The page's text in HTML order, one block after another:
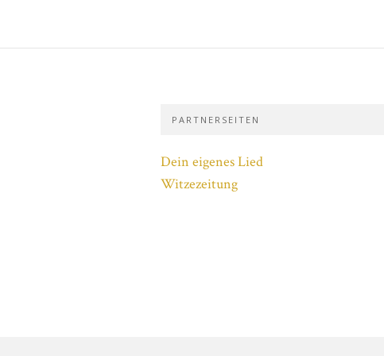
PARTNERSEITEN
Dein eigenes Lied
Witzezeitung